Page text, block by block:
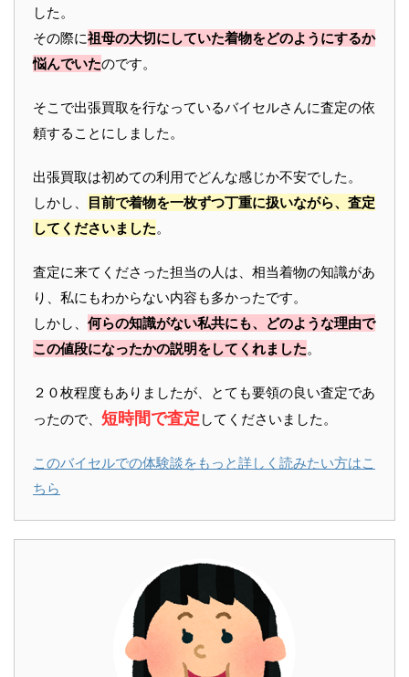
した。
その際に祖母の大切にしていた着物をどのようにするか
悩んでいたのです。
そこで出張買取を行なっているバイセルさんに査定の依
頼することにしました。
出張買取は初めての利用でどんな感じか不安でした。
しかし、
目前で着物を一枚ずつ丁重に扱いながら、査定
してくださいました。
査定に来てくださった担当の人は、相当着物の知識があ
り、私にもわからない内容も多かったです。
しかし、 何らの知識がない私共にも、どのような理由で
この値段になったかの説明をしてくれました。
２０枚程度もありましたが、とても要領の良い査定であ
ったので、 短時間で査定 してくださいました。
このバイセルでの体験談をもっと詳しく読みたい方はこ
ちら